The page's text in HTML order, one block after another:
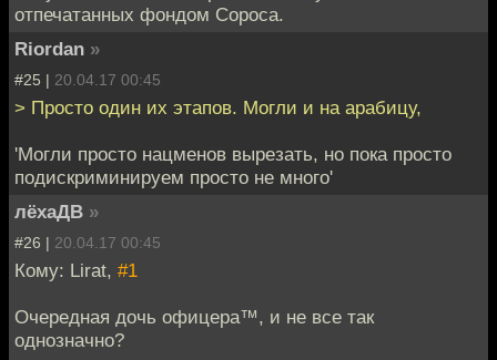
отпечатанных фондом Сороса.
Riordan »
#25 | 20.04.17 00:45
> Просто один их этапов. Могли и на арабицу,
'Могли просто нацменов вырезать, но пока просто
подискриминируем просто не много'
лёхаДВ »
#26 | 20.04.17 00:45
Кому: Lirat, #1
Очередная дочь офицера™, и не все так
однозначно?